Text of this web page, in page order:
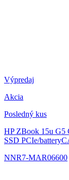
Výpredaj
Akcia
Posledný kus
HP ZBook 15u G5
SSD PCIe/
NNR7-MAR06600